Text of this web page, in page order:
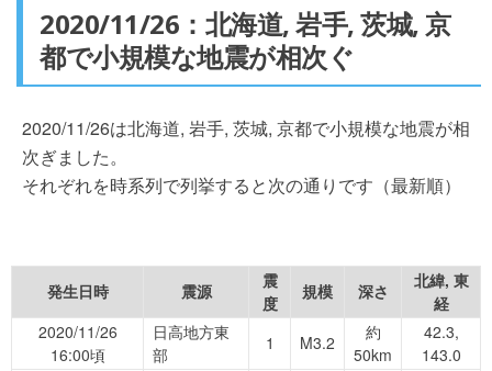
2020/11/26：北海道, 岩手, 茨城, 京
都で小規模な地震が相次ぐ
2020/11/26は北海道, 岩手, 茨城, 京都で小規模な地震が相
次ぎました。
それぞれを時系列で列挙すると次の通りです（最新順）
発生日時 震源
震
度
規模 深さ
北緯, 東
経
2020/11/26
16:00頃
日高地方東
部
1 M3.2
約
50km
42.3,
143.0